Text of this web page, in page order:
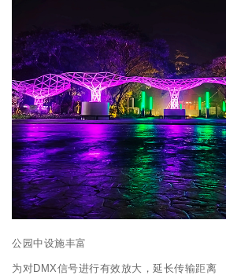
公园中设施丰富
为对DMX信号进行有效放大，延长传输距离